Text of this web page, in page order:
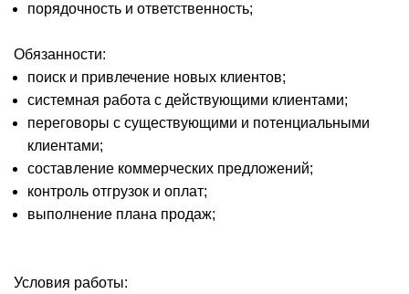
порядочность и ответственность;
Обязанности:
поиск и привлечение новых клиентов;
системная работа с действующими клиентами;
переговоры с существующими и потенциальными
клиентами;
составление коммерческих предложений;
контроль отгрузок и оплат;
выполнение плана продаж;
Условия работы: